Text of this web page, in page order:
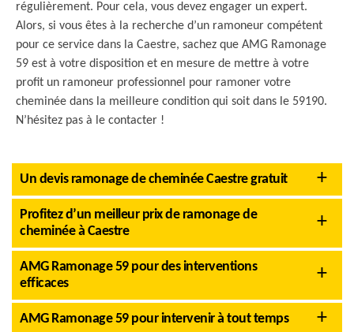
régulièrement. Pour cela, vous devez engager un expert.
Alors, si vous êtes à la recherche d’un ramoneur compétent
pour ce service dans la Caestre, sachez que AMG Ramonage
59 est à votre disposition et en mesure de mettre à votre
profit un ramoneur professionnel pour ramoner votre
cheminée dans la meilleure condition qui soit dans le 59190.
N’hésitez pas à le contacter !
Un devis ramonage de cheminée Caestre gratuit
Profitez d’un meilleur prix de ramonage de
cheminée à Caestre
AMG Ramonage 59 pour des interventions
efficaces
AMG Ramonage 59 pour intervenir à tout temps